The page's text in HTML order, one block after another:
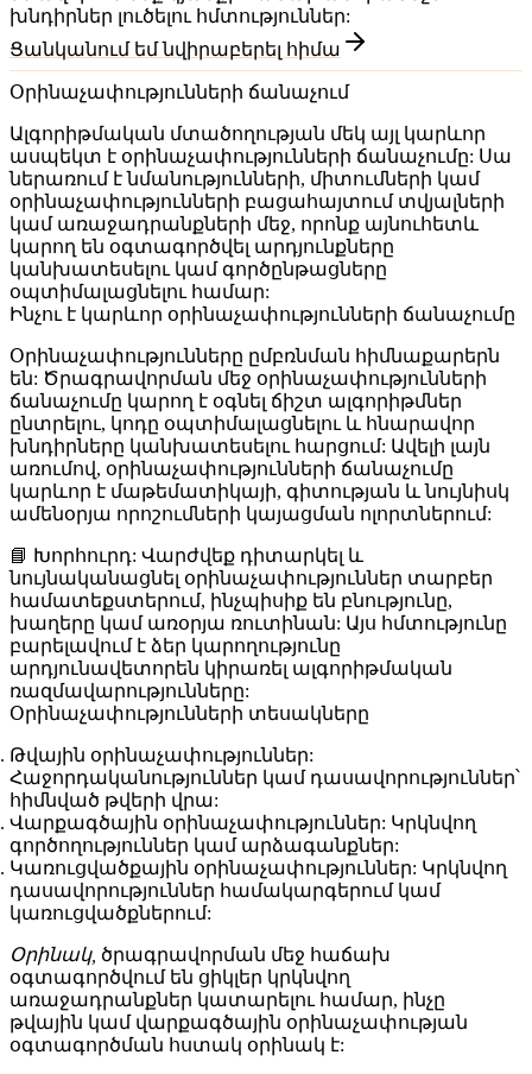
խնդիրներ լուծելու հմտություններ:
Ցանկանում եմ նվիրաբերել հիմա
Օրինաչափությունների ճանաչում
Ալգորիթմական մտածողության մեկ այլ կարևոր
ասպեկտ է օրինաչափությունների ճանաչումը: Սա
ներառում է նմանությունների, միտումների կամ
օրինաչափությունների բացահայտում տվյալների
կամ առաջադրանքների մեջ, որոնք այնուհետև
կարող են օգտագործվել արդյունքները
կանխատեսելու կամ գործընթացները
օպտիմալացնելու համար:
Ինչու է կարևոր օրինաչափությունների ճանաչումը
Օրինաչափությունները ըմբռնման հիմնաքարերն
են: Ծրագրավորման մեջ օրինաչափությունների
ճանաչումը կարող է օգնել ճիշտ ալգորիթմներ
ընտրելու, կոդը օպտիմալացնելու և հնարավոր
խնդիրները կանխատեսելու հարցում: Ավելի լայն
առումով, օրինաչափությունների ճանաչումը
կարևոր է մաթեմատիկայի, գիտության և նույնիսկ
ամենօրյա որոշումների կայացման ոլորտներում:
📘 Խորհուրդ: Վարժվեք դիտարկել և
նույնականացնել օրինաչափություններ տարբեր
համատեքստերում, ինչպիսիք են բնությունը,
խաղերը կամ առօրյա ռուտինան: Այս հմտությունը
բարելավում է ձեր կարողությունը
արդյունավետորեն կիրառել ալգորիթմական
ռազմավարությունները:
Օրինաչափությունների տեսակները
Թվային օրինաչափություններ:
Հաջորդականություններ կամ դասավորություններ՝
հիմնված թվերի վրա:
Վարքագծային օրինաչափություններ: Կրկնվող
գործողություններ կամ արձագանքներ:
Կառուցվածքային օրինաչափություններ: Կրկնվող
դասավորություններ համակարգերում կամ
կառուցվածքներում:
Օրինակ, ծրագրավորման մեջ հաճախ
օգտագործվում են ցիկլեր կրկնվող
առաջադրանքներ կատարելու համար, ինչը
թվային կամ վարքագծային օրինաչափության
օգտագործման հստակ օրինակ է: